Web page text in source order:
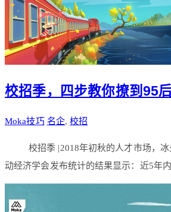
校招季，四步教你撩到95后
Moka技巧 名企,校招
校招季 |2018年初秋的人才市场，
动经济学会发布统计的结果显示：近5年